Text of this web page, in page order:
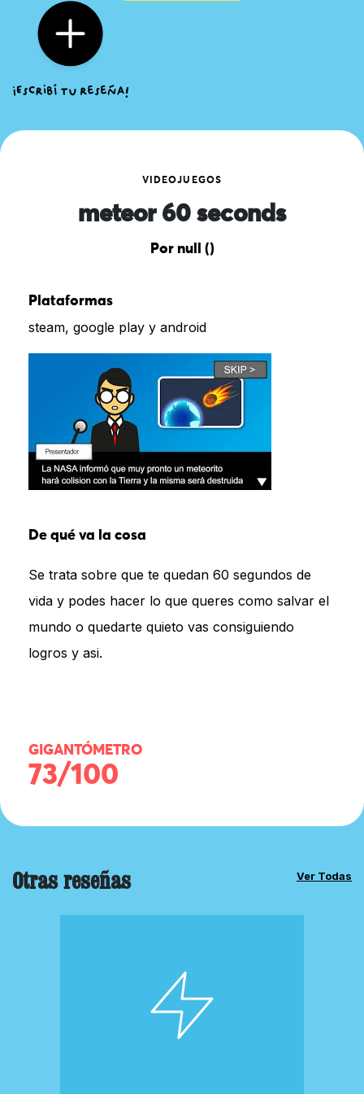
VIDEOJUEGOS
meteor 60 seconds
Por null ()
Plataformas
steam, google play y android
De qué va la cosa
Se trata sobre que te quedan 60 segundos de
vida y podes hacer lo que queres como salvar el
mundo o quedarte quieto vas consiguiendo
logros y asi.
GIGANTÓMETRO
73/100
Otras reseñas Ver Todas